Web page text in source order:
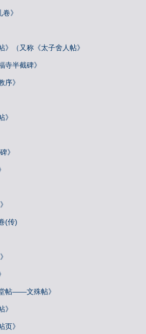
》
》（又称《太子舍人帖》
寺半截碑》
序》
》
》
(传)
帖——文殊帖》
页》